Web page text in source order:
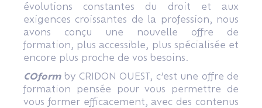
évolutions constantes du droit et aux
exigences croissantes de la profession, nous
avons conçu une nouvelle offre de
formation, plus accessible, plus spécialisée et
encore plus proche de vos besoins.
COform by CRIDON OUEST, c’est une offre de
formation pensée pour vous permettre de
vous former efficacement, avec des contenus